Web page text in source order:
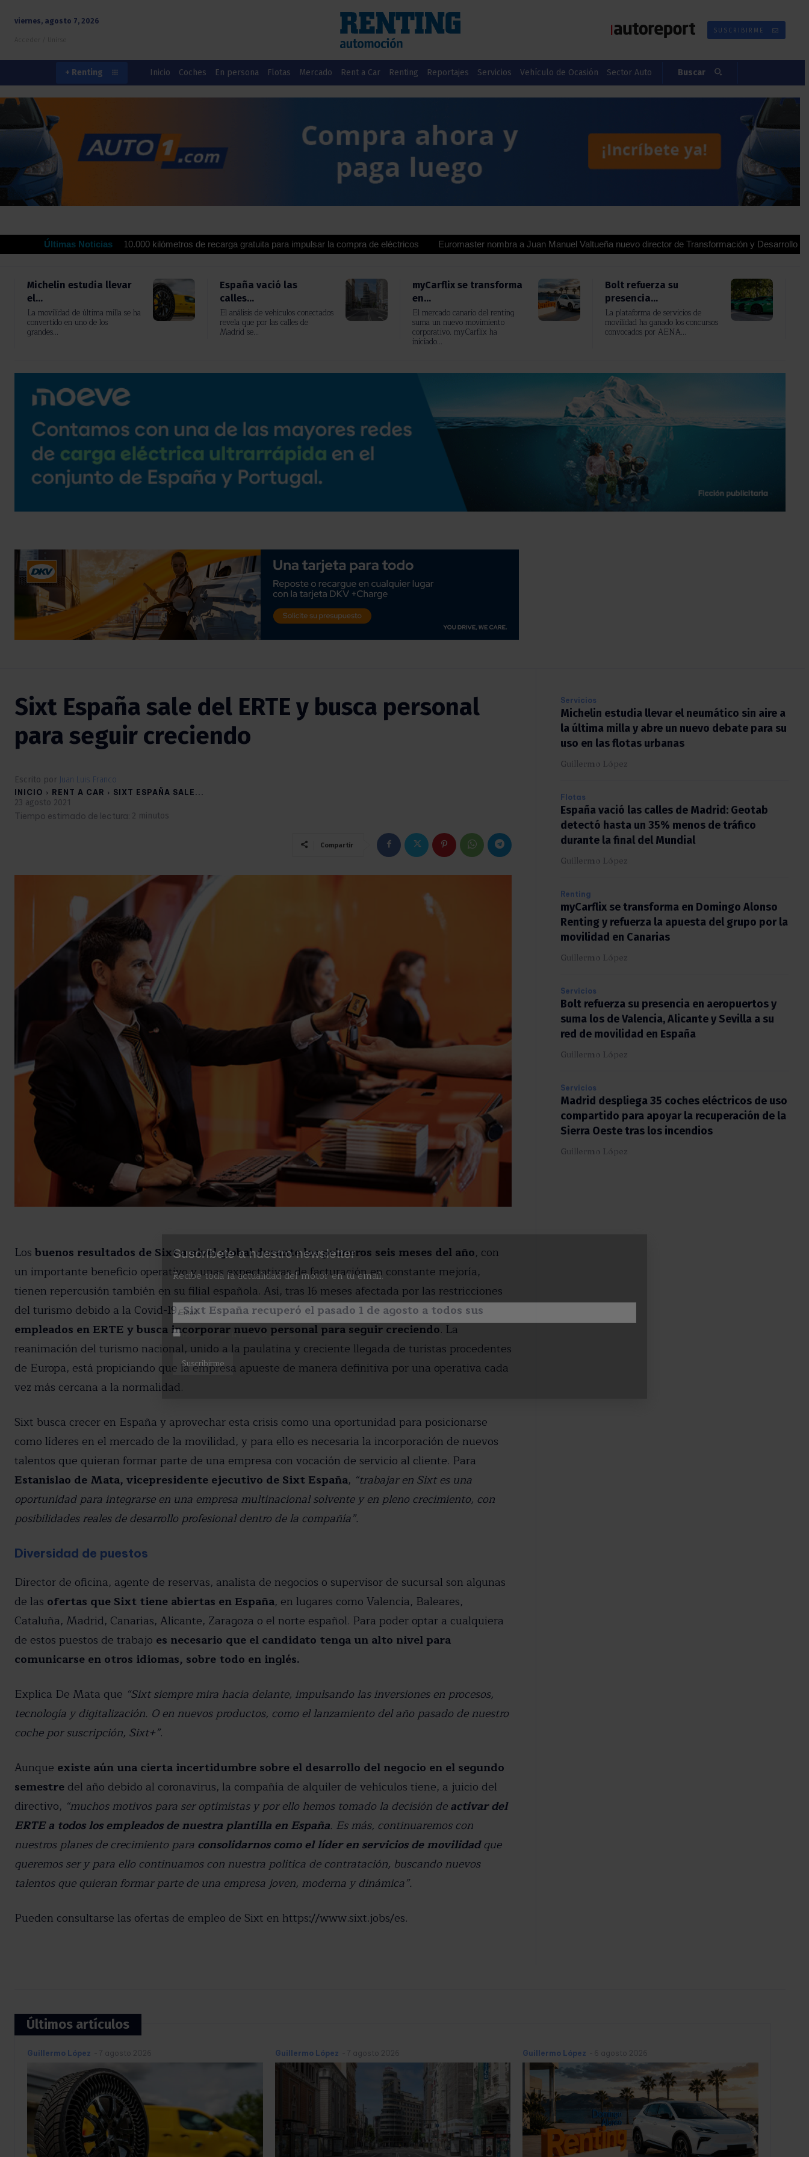
viernes, agosto 7, 2026
SUSCRIBIRME
+ Renting Inicio Coches En persona Flotas Mercado Rent a Car Renting Reportajes Servicios Vehículo de Ocasión Sector Auto Buscar
Últimas Noticias
ofrecen hasta 10.000 kilómetros de recarga gratuita para impulsar la compra de eléctricos Euromaster nombra a Juan Manuel Valtueña nuevo director de Transformación y Desarrollo para
Michelin estudia llevar
el...
La movilidad de última milla se ha
convertido en uno de los
grandes...
España vació las
calles...
El análisis de vehículos conectados
revela que por las calles de
Madrid se...
myCarflix se transforma
en...
El mercado canario del renting
suma un nuevo movimiento
corporativo. myCarflix ha
iniciado...
Bolt refuerza su
presencia...
La plataforma de servicios de
movilidad ha ganado los concursos
convocados por AENA...
Sixt España sale del ERTE y busca personal
para seguir creciendo
Escrito por Juan Luis Franco
INICIO RENT A CAR SIXT ESPAÑA SALE...
23 agosto 2021
Tiempo estimado de lectura: 2 minutos
Compartir
Los buenos resultados de Sixt a nivel global durante los primeros seis meses del año, con
un importante beneficio operativo y unas expectativas de facturación en constante mejoría,
tienen repercusión también en su filial española. Así, tras 16 meses afectada por las restricciones
del turismo debido a la Covid-19,Sixt España recuperó el pasado 1 de agosto a todos sus
empleados en ERTE y busca incorporar nuevo personal para seguir creciendo. La
reanimación del turismo nacional, unido a la paulatina y creciente llegada de turistas procedentes
de Europa, está propiciando que la empresa apueste de manera definitiva por una operativa cada
vez más cercana a la normalidad.
Sixt busca crecer en España y aprovechar esta crisis como una oportunidad para posicionarse
como líderes en el mercado de la movilidad, y para ello es necesaria la incorporación de nuevos
talentos que quieran formar parte de una empresa con vocación de servicio al cliente. Para
Estanislao de Mata, vicepresidente ejecutivo de Sixt España, “trabajar en Sixt es una
oportunidad para integrarse en una empresa multinacional solvente y en pleno crecimiento, con
posibilidades reales de desarrollo profesional dentro de la compañía”.
Diversidad de puestos
Director de oficina, agente de reservas, analista de negocios o supervisor de sucursal son algunas
de las ofertas que Sixt tiene abiertas en España, en lugares como Valencia, Baleares,
Cataluña, Madrid, Canarias, Alicante, Zaragoza o el norte español. Para poder optar a cualquiera
de estos puestos de trabajo es necesario que el candidato tenga un alto nivel para
comunicarse en otros idiomas, sobre todo en inglés.
Explica De Mata que “Sixt siempre mira hacia delante, impulsando las inversiones en procesos,
tecnología y digitalización. O en nuevos productos, como el lanzamiento del año pasado de nuestro
coche por suscripción, Sixt+”.
Aunque existe aún una cierta incertidumbre sobre el desarrollo del negocio en el segundo
semestre del año debido al coronavirus, la compañía de alquiler de vehículos tiene, a juicio del
directivo, “muchos motivos para ser optimistas y por ello hemos tomado la decisión deactivar del
ERTE a todos los empleados de nuestra plantilla en España. Es más, continuaremos con
nuestros planes de crecimiento para consolidarnos como el líder en servicios de movilidadque
queremos ser y para ello continuamos con nuestra política de contratación, buscando nuevos
talentos que quieran formar parte de una empresa joven, moderna y dinámica”.
Pueden consultarse las ofertas de empleo de Sixt en https://www.sixt.jobs/es.
Servicios
Michelin estudia llevar el neumático sin aire
a la última milla y abre un nuevo debate para
su uso en las flotas urbanas
Guillermo López
Flotas
España vació las calles de Madrid: Geotab
detectó hasta un 35% menos de tráfico
durante la final del Mundial
Guillermo López
Renting
myCarflix se transforma en Domingo Alonso
Renting y refuerza la apuesta del grupo por
la movilidad en Canarias
Guillermo López
Servicios
Bolt refuerza su presencia en aeropuertos y
suma los de Valencia, Alicante y Sevilla a su
red de movilidad en España
Guillermo López
Servicios
Madrid despliega 35 coches eléctricos de
uso compartido para apoyar la recuperación
de la Sierra Oeste tras los incendios
Guillermo López
Últimos artículos
Guillermo López - 7 agosto 2026 Guillermo López - 7 agosto 2026 Guillermo López - 6 agosto 2026
Suscríbete a nuestro newsletter
Recibe toda la actualidad del motor en tu email.
He leído y acepto la política de privacidad